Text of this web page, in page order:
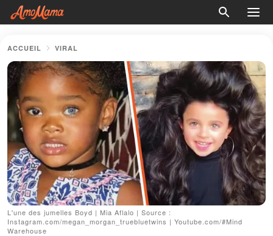
ACCUEIL VIRAL
L'une des jumelles Boyd | Mia Aflalo | Source :
Instagram.com/megan_morgan_truebluetwins | Youtube.com/#Mind
Warehouse